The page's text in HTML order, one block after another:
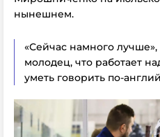
нынешнем.
«Сейчас намного
молодец, что работает
уметь говорить по-